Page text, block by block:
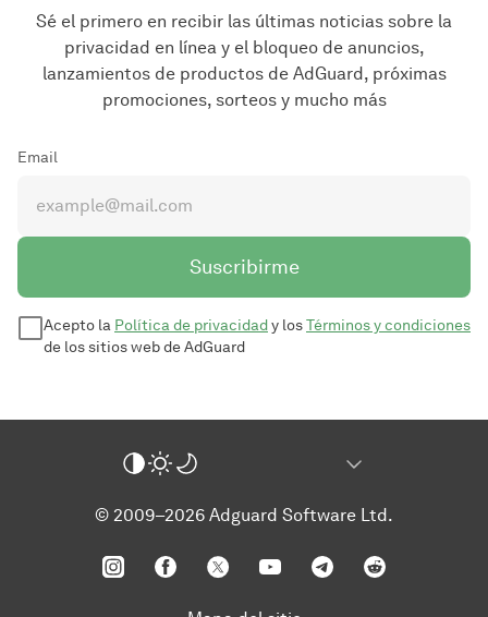
Sé el primero en recibir las últimas noticias sobre la
privacidad en línea y el bloqueo de anuncios,
lanzamientos de productos de AdGuard, próximas
promociones, sorteos y mucho más
Email
Suscribirme
Acepto la Política de privacidady losTérminos y condiciones
de los sitios web de AdGuard
© 2009–2026 Adguard Software Ltd.